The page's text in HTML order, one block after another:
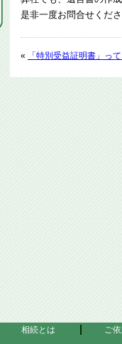
是非一度お問合せくだ
« 「特別受益証明書」っ
相続とは ご